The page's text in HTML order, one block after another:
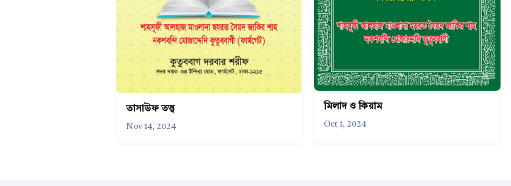
তাসাউফ তত্ত্ব
Nov 14, 2024
মিলাদ ও কিয়াম
Oct 1, 2024